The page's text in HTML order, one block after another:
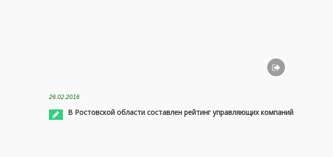
26.02.2016
В Ростовской области составлен рейтинг управляющих компаний